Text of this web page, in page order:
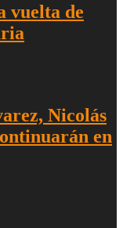
vuelta de
Nicolás
en